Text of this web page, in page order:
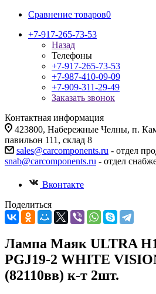
Сравнение товаров0
+7-917-265-73-53
Назад
Телефоны
+7-917-265-73-53
+7-987-410-09-09
+7-909-311-29-49
Заказать звонок
Контактная информация
423800, Набережные Челны, п.
павильон 111, склад 8
sales@carcomponents.ru - отдел
snab@carcomponents.ru - отдел
Вконтакте
Поделиться
Лампа Маяк ULTRA
PGJ19-2 WHITE
(82110вв) к-т 2шт.